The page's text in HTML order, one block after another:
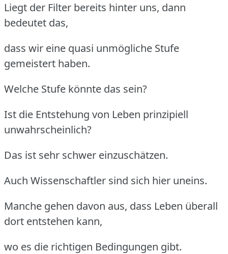
Liegt der Filter bereits hinter uns, dann
bedeutet das,
dass wir eine quasi unmögliche Stufe
gemeistert haben.
Welche Stufe könnte das sein?
Ist die Entstehung von Leben prinzipiell
unwahrscheinlich?
Das ist sehr schwer einzuschätzen.
Auch Wissenschaftler sind sich hier uneins.
Manche gehen davon aus, dass Leben überall
dort entstehen kann,
wo es die richtigen Bedingungen gibt.